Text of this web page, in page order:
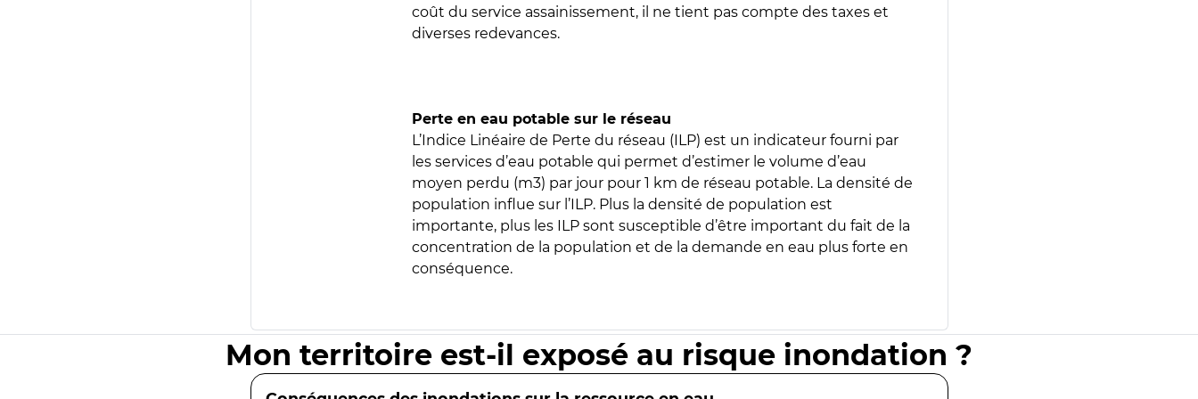
coût du service assainissement, il ne tient pas compte des taxes et
diverses redevances.
Perte en eau potable sur le réseau
L’Indice Linéaire de Perte du réseau (ILP) est un indicateur fourni par
les services d’eau potable qui permet d’estimer le volume d’eau
moyen perdu (m3) par jour pour 1 km de réseau potable. La densité de
population influe sur l’ILP. Plus la densité de population est
importante, plus les ILP sont susceptible d’être important du fait de la
concentration de la population et de la demande en eau plus forte en
conséquence.
Mon territoire est-il exposé au risque inondation ?